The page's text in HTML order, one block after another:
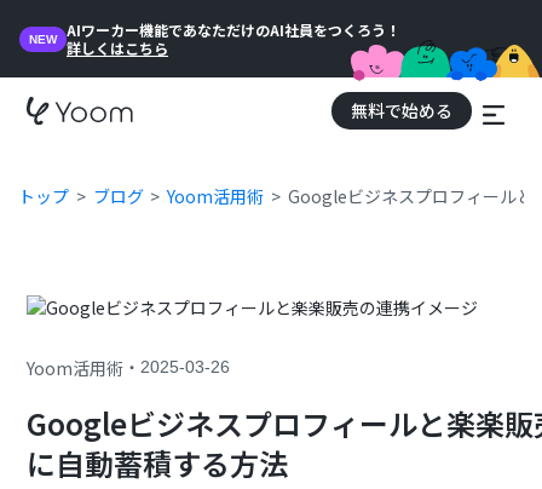
NEW
AIワーカー機能であなただけのAI社員をつくろう！
詳しくはこちら
無料で始める
トップ ブログ Yoom活用術 Googleビジネスプロフィールと
Yoom活用術 ・2025-03-26
Googleビジネスプロフィールと楽楽
に自動蓄積する方法